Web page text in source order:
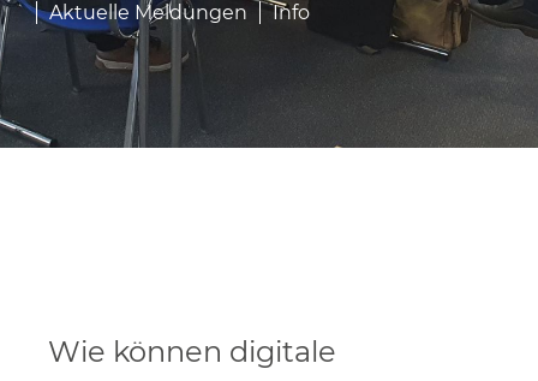
Aktuelle Meldungen Info
Wie können digitale